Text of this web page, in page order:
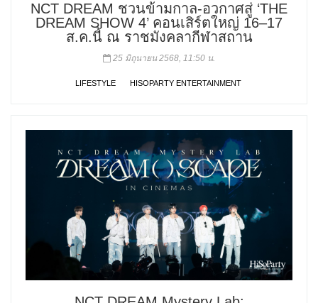
NCT DREAM ชวนข้ามกาล-อวกาศสู่ ‘THE
DREAM SHOW 4’ คอนเสิร์ตใหญ่ 16–17
ส.ค.นี้ ณ ราชมังคลากีฬาสถาน
25 มิถุนายน 2568, 11:50 น.
LIFESTYLE HISOPARTY ENTERTAINMENT